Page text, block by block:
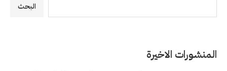
البحث
المنشورات الاخيرة